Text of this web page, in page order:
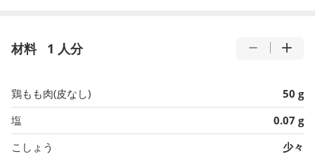
材料 1 人分
鶏もも肉(皮なし)
50 g
塩
0.07 g
こしょう
少々